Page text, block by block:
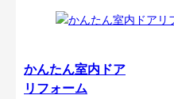
かんたん室内ドア
リフォーム